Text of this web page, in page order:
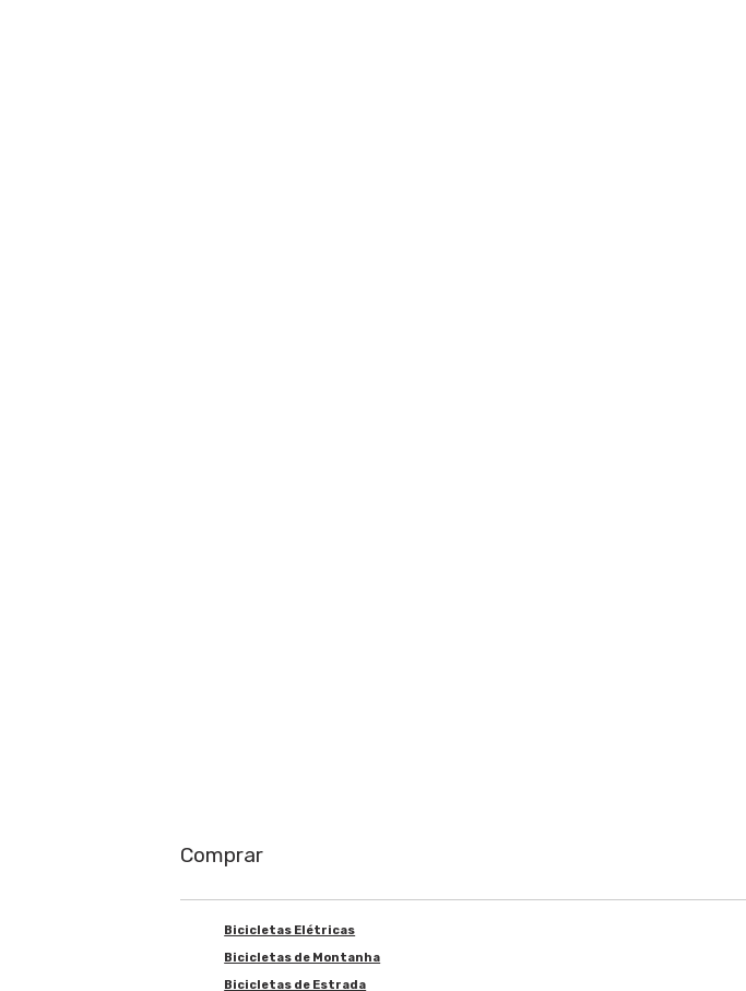
Comprar
Bicicletas Elétricas
Bicicletas de Montanha
Bicicletas de Estrada